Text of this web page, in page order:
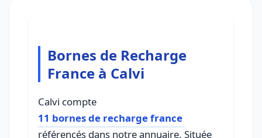
Bornes de Recharge
France à Calvi
Calvi compte
11 bornes de recharge france
référencés dans notre annuaire. Située